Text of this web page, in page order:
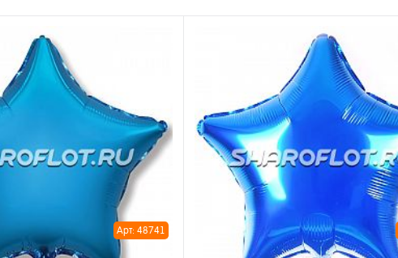
Арт: 48741